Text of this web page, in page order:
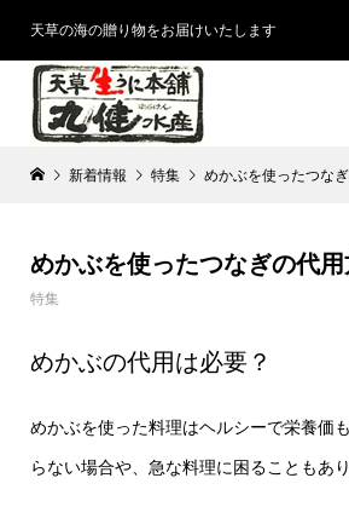
天草の海の贈り物をお届けいたします
新着情報 特集 めかぶを使ったつな
めかぶを使ったつなぎの代用
特集
めかぶの代用は必要？
めかぶを使った料理はヘルシーで栄養価
らない場合や、急な料理に困ることもあり